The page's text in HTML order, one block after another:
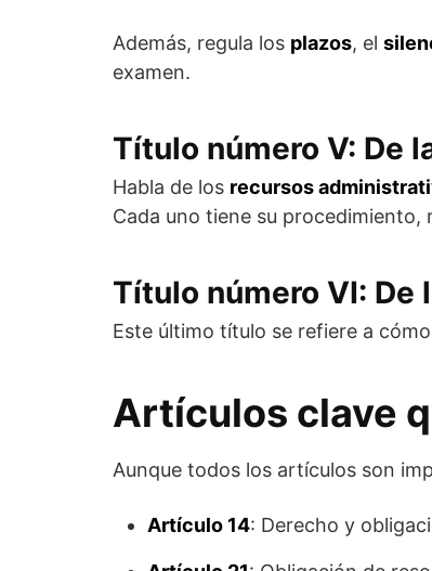
Además, regula los plazos, el
examen.
Título número V: De
Habla de los recursos
Cada uno tiene su procedimiento,
Título número VI:
Este último título se refiere a
Artículos clave
Aunque todos los artículos son
Artículo 14: Derecho y